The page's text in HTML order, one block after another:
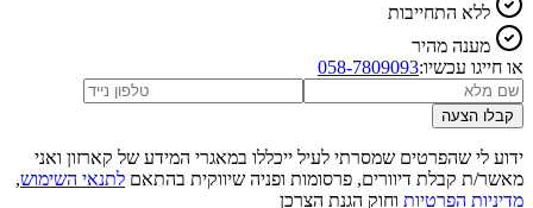
ללא התחייבות
מענה מהיר
או חייגו עכשיו:058-7809093
קבלו הצעה
ידוע לי שהפרטים שמסרתי לעיל ייכללו במאגרי המידע של קארזון ואני
מאשר/ת קבלת דיוורים, פרסומות ופניה שיווקית בהתאם לתנאי השימוש,
מדיניות הפרטיות וחוק הגנת הצרכן